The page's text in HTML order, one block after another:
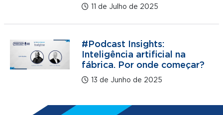
11 de Julho de 2025
#Podcast Insights:
Inteligência artificial na
fábrica. Por onde começar?
13 de Junho de 2025